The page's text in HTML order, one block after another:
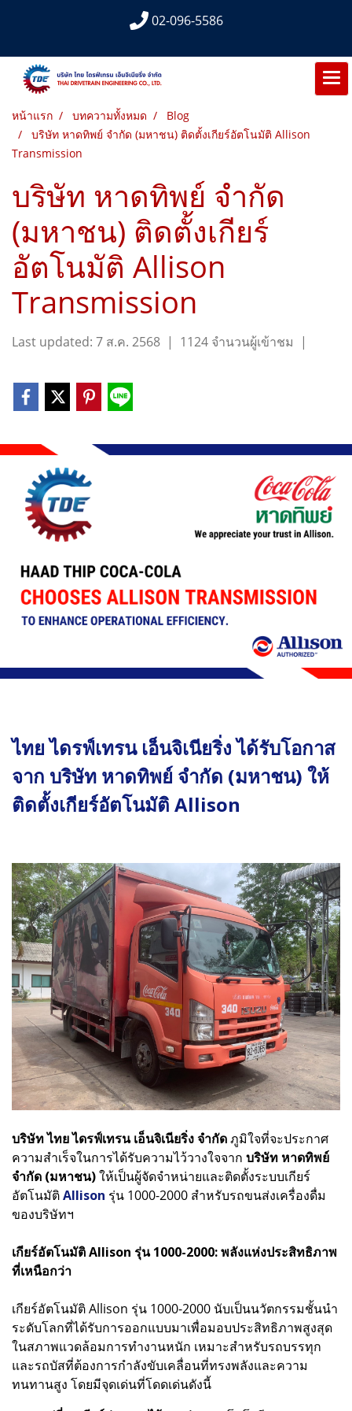
02-096-5586
หน้าแรก บทความทั้งหมด
Blog
บริษัท หาดทิพย์ จำกัด (มหาชน) ติดตั้งเกียร์อัตโนมัติ Allison
Transmission
บริษัท หาดทิพย์ จำกัด
(มหาชน) ติดตั้งเกียร์
อัตโนมัติ Allison
Transmission
Last updated: 7 ส.ค. 2568 | 1124 จำนวนผู้เข้าชม |
ไทย ไดรฟ์เทรน เอ็นจิเนียริ่ง ได้รับโอกาส
จาก บริษัท หาดทิพย์ จำกัด (มหาชน) ให้
ติดตั้งเกียร์อัตโนมัติ Allison
บริษัท ไทย ไดรฟ์เทรน เอ็นจิเนียริ่ง จำกัดภูมิใจที่จะประกาศ
ความสำเร็จในการได้รับความไว้วางใจจาก บริษัท หาดทิพย์
จำกัด (มหาชน)ให้เป็นผู้จัดจำหน่ายและติดตั้งระบบเกียร์
อัตโนมัติAllison รุ่น 1000-2000 สำหรับรถขนส่งเครื่องดื่ม
ของบริษัทฯ
เกียร์อัตโนมัติ Allison รุ่น 1000-2000: พลังแห่งประสิทธิภาพ
ที่เหนือกว่า
เกียร์อัตโนมัติ Allison รุ่น 1000-2000 นับเป็นนวัตกรรมชั้นนำ
ระดับโลกที่ได้รับการออกแบบมาเพื่อมอบประสิทธิภาพสูงสุด
ในสภาพแวดล้อมการทำงานหนัก เหมาะสำหรับรถบรรทุก
และรถบัสที่ต้องการกำลังขับเคลื่อนที่ทรงพลังและความ
ทนทานสูง โดยมีจุดเด่นที่โดดเด่นดังนี้